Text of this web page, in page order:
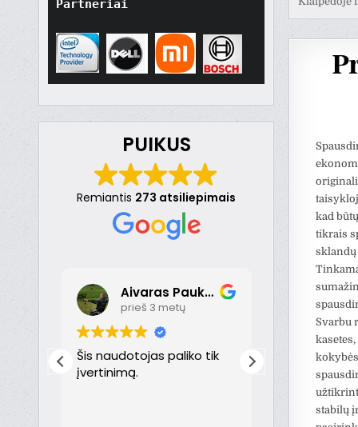
Partneriai
PUIKUS
Remiantis 273 atsiliepimais
Aivaras Paukste
prieš 3 metų
Šis naudotojas paliko tik
įvertinimą.
prieš
Puikiai!
kad
tikrais
sklandų
Svarbu
stabilų